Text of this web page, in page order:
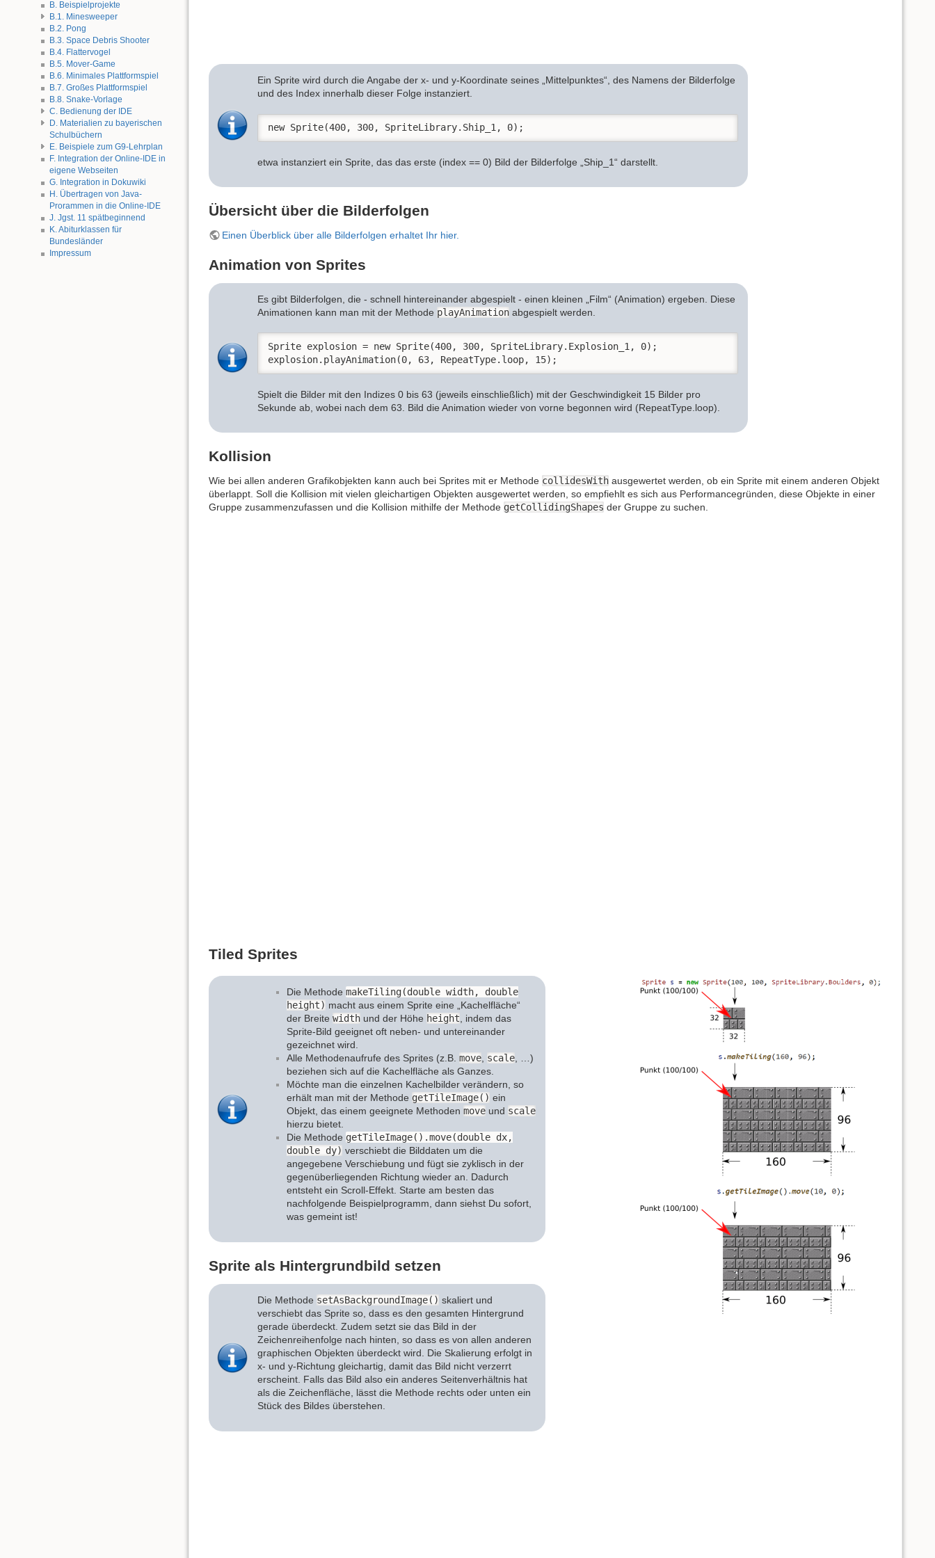
B. Beispielprojekte
B.1. Minesweeper
B.2. Pong
B.3. Space Debris Shooter
B.4. Flattervogel
B.5. Mover-Game
B.6. Minimales Plattformspiel
B.7. Großes Plattformspiel
B.8. Snake-Vorlage
C. Bedienung der IDE
D. Materialien zu bayerischen
Schulbüchern
E. Beispiele zum G9-Lehrplan
F. Integration der Online-IDE in
eigene Webseiten
G. Integration in Dokuwiki
H. Übertragen von Java-
Prorammen in die Online-IDE
J. Jgst. 11 spätbeginnend
K. Abiturklassen für
Bundesländer
Impressum
Ein Sprite wird durch die Angabe der x- und y-Koordinate seines „Mittelpunktes“, des Namens der Bilderfolge
und des Index innerhalb dieser Folge instanziert.
new Sprite(400, 300, SpriteLibrary.Ship_1, 0);
etwa instanziert ein Sprite, das das erste (index == 0) Bild der Bilderfolge „Ship_1“ darstellt.
Übersicht über die Bilderfolgen
Einen Überblick über alle Bilderfolgen erhaltet Ihr hier.
Animation von Sprites
Es gibt Bilderfolgen, die - schnell hintereinander abgespielt - einen kleinen „Film“ (Animation) ergeben. Diese
Animationen kann man mit der Methode playAnimationabgespielt werden.
Sprite explosion = new Sprite(400, 300, SpriteLibrary.Explosion_1, 0);
explosion.playAnimation(0, 63, RepeatType.loop, 15);
Spielt die Bilder mit den Indizes 0 bis 63 (jeweils einschließlich) mit der Geschwindigkeit 15 Bilder pro
Sekunde ab, wobei nach dem 63. Bild die Animation wieder von vorne begonnen wird (RepeatType.loop).
Kollision
Wie bei allen anderen Grafikobjekten kann auch bei Sprites mit er Methode collidesWithausgewertet werden, ob ein Sprite mit einem anderen Objekt
überlappt. Soll die Kollision mit vielen gleichartigen Objekten ausgewertet werden, so empfiehlt es sich aus Performancegründen, diese Objekte in einer
Gruppe zusammenzufassen und die Kollision mithilfe der Methode getCollidingShapes der Gruppe zu suchen.
Tiled Sprites
Die Methode makeTiling(double width, double
height) macht aus einem Sprite eine „Kachelfläche“
der Breite widthund der Höhe height, indem das
Sprite-Bild geeignet oft neben- und untereinander
gezeichnet wird.
Alle Methodenaufrufe des Sprites (z.B. move, scale, …)
beziehen sich auf die Kachelfläche als Ganzes.
Möchte man die einzelnen Kachelbilder verändern, so
erhält man mit der Methode getTileImage() ein
Objekt, das einem geeignete Methoden moveund scale
hierzu bietet.
Die Methode getTileImage().move(double dx,
double dy) verschiebt die Bilddaten um die
angegebene Verschiebung und fügt sie zyklisch in der
gegenüberliegenden Richtung wieder an. Dadurch
entsteht ein Scroll-Effekt. Starte am besten das
nachfolgende Beispielprogramm, dann siehst Du sofort,
was gemeint ist!
Sprite als Hintergrundbild setzen
Die Methode setAsBackgroundImage() skaliert und
verschiebt das Sprite so, dass es den gesamten Hintergrund
gerade überdeckt. Zudem setzt sie das Bild in der
Zeichenreihenfolge nach hinten, so dass es von allen anderen
graphischen Objekten überdeckt wird. Die Skalierung erfolgt in
x- und y-Richtung gleichartig, damit das Bild nicht verzerrt
erscheint. Falls das Bild also ein anderes Seitenverhältnis hat
als die Zeichenfläche, lässt die Methode rechts oder unten ein
Stück des Bildes überstehen.